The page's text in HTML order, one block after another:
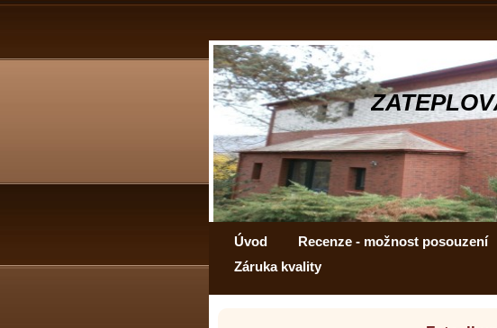
Úvod Recenze - možnost posouzení
Záruka kvality